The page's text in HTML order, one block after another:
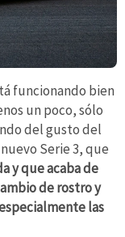
funcionando bien
un poco, sólo
del gusto del
Serie 3, que
y que acaba de
de rostro y
las